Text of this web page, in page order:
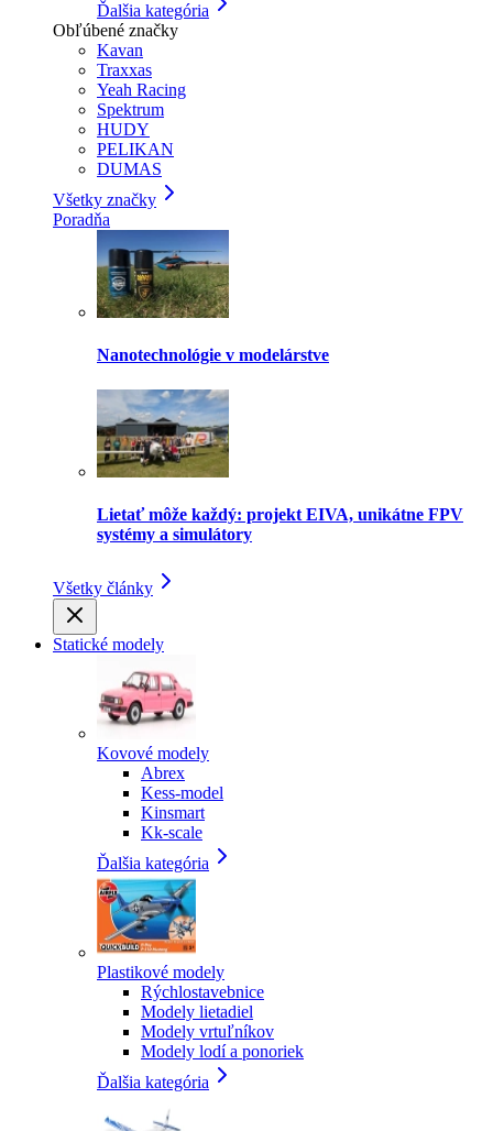
Ďalšia kategória
Obľúbené značky
Kavan
Traxxas
Yeah Racing
Spektrum
HUDY
PELIKAN
DUMAS
Všetky značky
Poradňa
Nanotechnológie v modelárstve
Lietať môže každý: projekt EIVA, unikátne FPV
systémy a simulátory
Všetky články
Statické modely
Kovové modely
Abrex
Kess-model
Kinsmart
Kk-scale
Ďalšia kategória
Plastikové modely
Rýchlostavebnice
Modely lietadiel
Modely vrtuľníkov
Modely lodí a ponoriek
Ďalšia kategória